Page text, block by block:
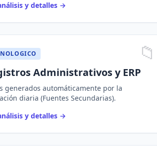
y detalles →
📁
Administrativos y ERP
generados automáticamente por la
diaria (Fuentes Secundarias).
y detalles →